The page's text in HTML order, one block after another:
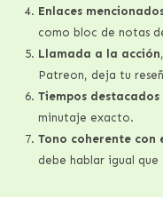
Enlaces
como bloc de notas
Llamada a la acción
Patreon, deja tu
Tiempos destacados
minutaje exacto.
Tono coherente con
debe hablar igual que